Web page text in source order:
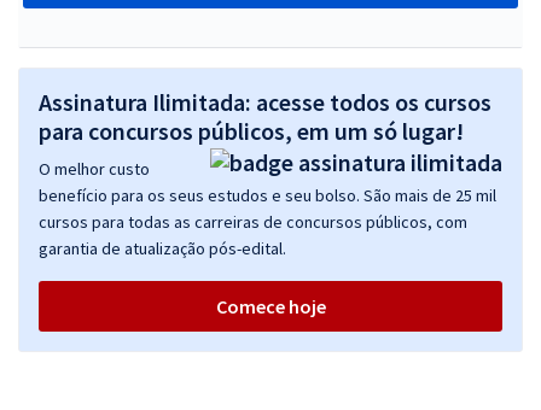
Assinatura Ilimitada: acesse todos os cursos
para concursos públicos, em um só lugar!
O melhor custo
benefício para os seus estudos e seu bolso. São mais de 25 mil
cursos para todas as carreiras de concursos públicos, com
garantia de atualização pós-edital.
Comece hoje